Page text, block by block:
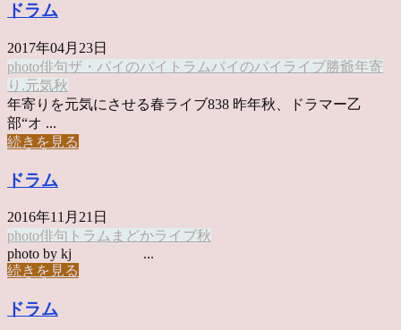
ドラム
2017年04月23日
photo俳句ザ・パイのパイ トラムパイのパイ ライブ勝爺年寄
り.元気秋
年寄りを元気にさせる春ライブ838 昨年秋、ドラマー乙
部“オ ...
続きを見る
ドラム
2016年11月21日
photo俳句 トラム まどかライブ秋
photo by kj ...
続きを見る
ドラム